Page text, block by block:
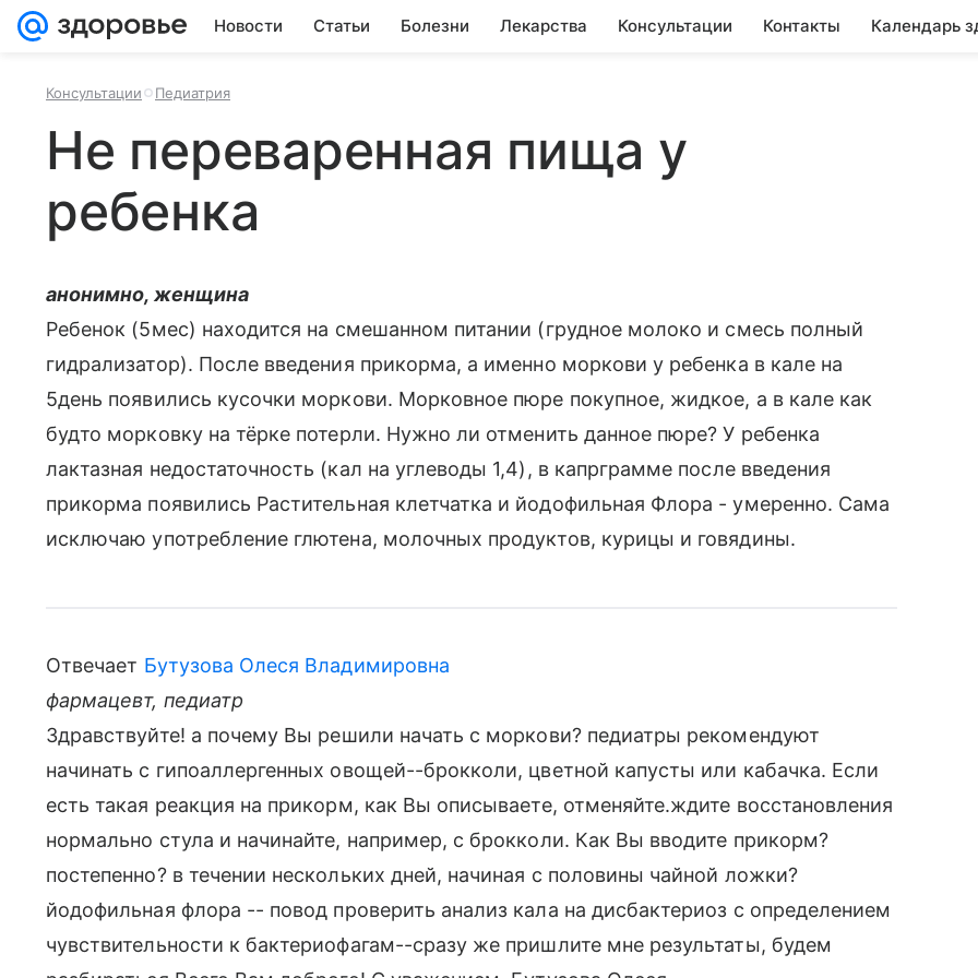
Новости Статьи Болезни Лекарства Консультации Контакты Календарь
Консультации Педиатрия
Не переваренная пища у
ребенка
анонимно, женщина
Ребенок (5мес) находится на смешанном питании (грудное молоко и смесь полный
гидрализатор). После введения прикорма, а именно моркови у ребенка в кале на
5день появились кусочки моркови. Морковное пюре покупное, жидкое, а в кале как
будто морковку на тёрке потерли. Нужно ли отменить данное пюре? У ребенка
лактазная недостаточность (кал на углеводы 1,4), в капрграмме после введения
прикорма появились Растительная клетчатка и йодофильная Флора - умеренно. Сама
исключаю употребление глютена, молочных продуктов, курицы и говядины.
Отвечает Бутузова Олеся Владимировна
фармацевт, педиатр
Здравствуйте! а почему Вы решили начать с моркови? педиатры рекомендуют
начинать с гипоаллергенных овощей--брокколи, цветной капусты или кабачка. Если
есть такая реакция на прикорм, как Вы описываете, отменяйте.ждите восстановления
нормально стула и начинайте, например, с брокколи. Как Вы вводите прикорм?
постепенно? в течении нескольких дней, начиная с половины чайной ложки?
йодофильная флора -- повод проверить анализ кала на дисбактериоз с определением
чувствительности к бактериофагам--сразу же пришлите мне результаты, будем